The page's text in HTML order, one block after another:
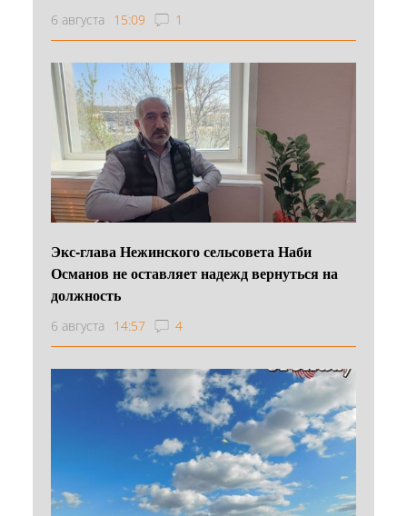
6 августа 15:09 1
Экс-глава Нежинского сельсовета Наби
Османов не оставляет надежд вернуться на
должность
6 августа 14:57 4